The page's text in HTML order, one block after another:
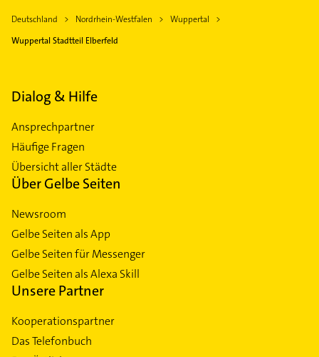
Deutschland Nordrhein-Westfalen
Wuppertal
Wuppertal Stadtteil Elberfeld
Dialog & Hilfe
Ansprechpartner
Häufige Fragen
Übersicht aller Städte
Über Gelbe Seiten
Newsroom
Gelbe Seiten als App
Gelbe Seiten für Messenger
Gelbe Seiten als Alexa Skill
Unsere Partner
Kooperationspartner
Das Telefonbuch